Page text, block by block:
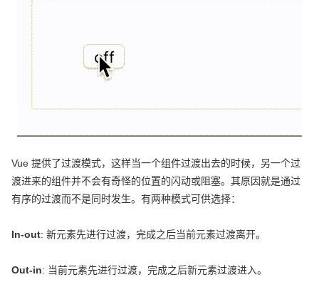
Vue 提供了过渡模式，这样当一个组件过渡出去的时候，另一个过
渡进来的组件并不会有奇怪的位置的闪动或阻塞。其原因就是通过
有序的过渡而不是同时发生。有两种模式可供选择：
In-out: 新元素先进行过渡，完成之后当前元素过渡离开。
Out-in: 当前元素先进行过渡，完成之后新元素过渡进入。